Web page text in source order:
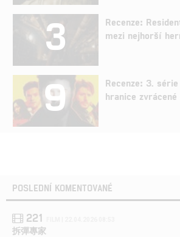
3
Recenze:
mezi nejhorší
9
Recenze: 3.
hranice zvrácené
POSLEDNÍ KOMENTOVANÉ
221
拆彈專家